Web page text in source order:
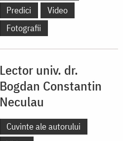
Predici
Video
Fotografii
Lector univ. dr.
Bogdan Constantin
Neculau
Cuvinte ale autorului